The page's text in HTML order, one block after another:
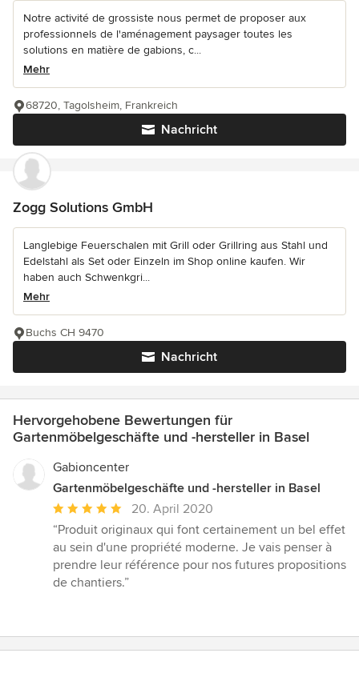
Notre activité de grossiste nous permet de proposer aux
professionnels de l'aménagement paysager toutes les
solutions en matière de gabions, c...
Mehr
Nachricht
68720, Tagolsheim, Frankreich
Zogg Solutions GmbH
Langlebige Feuerschalen mit Grill oder Grillring aus Stahl und
Edelstahl als Set oder Einzeln im Shop online kaufen. Wir
haben auch Schwenkgri...
Mehr
Nachricht
Buchs CH 9470
Hervorgehobene Bewertungen für
Gartenmöbelgeschäfte und -hersteller in Basel
Gabioncenter
Gartenmöbelgeschäfte und -hersteller in Basel
Durchschnittliche
Bewertung:
5
von
5
20. April 2020
“Produit originaux qui font certainement un bel effet
au sein d'une propriété moderne. Je vais penser à
prendre leur référence pour nos futures propositions
de chantiers.”